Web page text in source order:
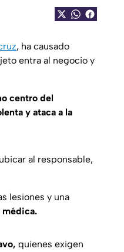
, ha causado
entra al negocio y
centro del
y ataca a la
al responsable,
lesiones y una
médica.
quienes exigen